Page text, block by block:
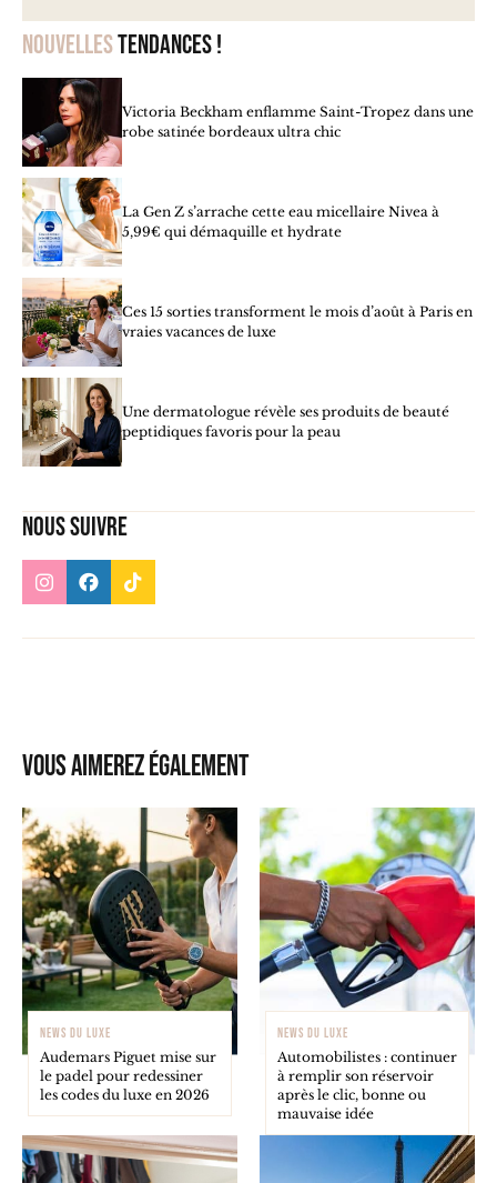
Nouvellestendances !
Victoria Beckham enflamme Saint-Tropez dans une
robe satinée bordeaux ultra chic
La Gen Z s’arrache cette eau micellaire Nivea à
5,99€ qui démaquille et hydrate
Ces 15 sorties transforment le mois d’août à Paris en
vraies vacances de luxe
Une dermatologue révèle ses produits de beauté
peptidiques favoris pour la peau
Nous suivre
Vous aimerez également
NEWS DU LUXE
Audemars Piguet mise sur
le padel pour redessiner
les codes du luxe en 2026
NEWS DU LUXE
Automobilistes : continuer
à remplir son réservoir
après le clic, bonne ou
mauvaise idée